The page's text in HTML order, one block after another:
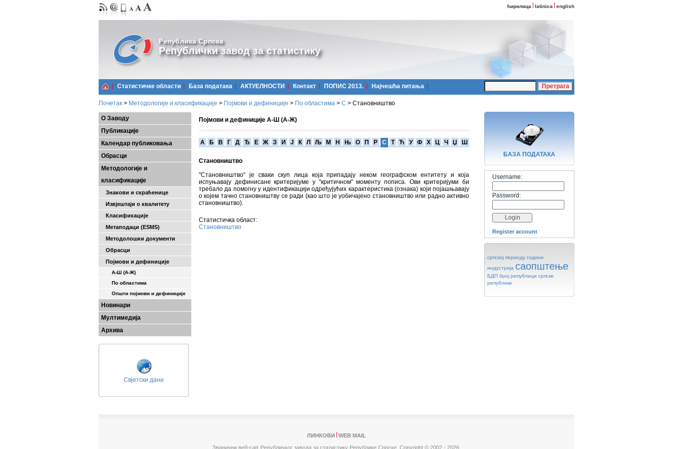
ћирилица latinica english
Република Српска
Републички завод за статистику
Статистичке области Базa података АКТУЕЛНОСТИ Контакт ПОПИС 2013. Најчешћa питања
Почетак > Методологије и класификације > Појмови и дефиниције > По областима > С > Становништво
О Заводу
Публикације
Календар публиковања
Обрасци
Методологије и
класификације
Знакови и скраћенице
Извјештаји о квалитету
Класификације
Метаподаци (ESMS)
Методолошки документи
Обрасци
Појмови и дефиниције
А-Ш (A-Ж)
По областима
Општи појмови и дефиниције
Новинари
Мултимедија
Архива
Свјетски дани
Појмови и дефиниције А-Ш (А-Ж)
A Б В Г Д Ђ Е Ж З И Ј К Л Љ М Н Њ О П Р С Т Ћ У Ф Х Ц Ч Џ Ш
Становништво
"Становништво" је сваки скуп лица која припадају неком географском ентитету и која
испуњавају дефинисане критеријуме у "критичном" моменту пописа. Ови критеријуми би
требало да помогну у идентификацији одређујућих карактеристика (ознака) који појашњавају
о којем тачно становништву се ради (као што је уобичајено становништво или радно активно
становништво).
Статистичка област:
Становништво
БАЗA ПОДАТАКА
Username:
Password:
Register account
српској периоду године
индустрија саопштење
БДП број републици српске
републике
ЛИНКОВИ
WEB MAIL
Званични веб-сајт Републичког завода за статистику Републике Српске, Copyright © 2002 - 2026.